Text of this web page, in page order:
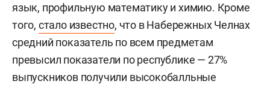
язык, профильную математику и химию. Кроме
того, стало известно, что в Набережных Челнах
средний показатель по всем предметам
превысил показатели по республике — 27%
выпускников получили высокобалльные